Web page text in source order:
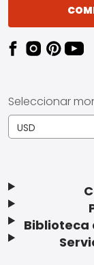
Biblioteca
Seleccionar